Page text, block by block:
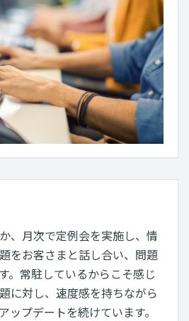
、月次で定例会を実施し、情
をお客さまと話し合い、問題
。常駐しているからこそ感じ
に対し、速度感を持ちながら
ップデートを続けています。